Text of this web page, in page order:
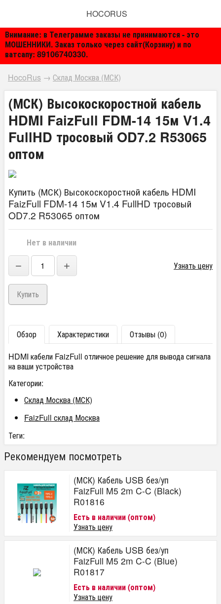
Внимание: в Телеграмме заказы не принимаются - это
МОШЕННИКИ. Заказ только через сайт(Корзину) и по
ватсапу: 89106740330.
HOCORUS
HocoRus → Склад Москва (МСК)
(МСК) Высокоскоростной кабель
HDMI FaizFull FDM-14 15м V1.4
FullHD тросовый OD7.2 R53065
оптом
Купить (МСК) Высокоскоростной кабель HDMI
FaizFull FDM-14 15м V1.4 FullHD тросовый
OD7.2 R53065 оптом
Нет в наличии
− + Узнать цену
Обзор Характеристики
Отзывы (0)
HDMI кабели FaizFull отличное решение для вывода сигнала
на ваши устройства
Категории:
Склад Москва (МСК)
FaizFull склад Москва
Теги:
Рекомендуем посмотреть
(МСК) Кабель USB без/уп
FaizFull M5 2m C-C (Black)
R01816
Есть в наличии (оптом)
Узнать цену
(МСК) Кабель USB без/уп
FaizFull M5 2m C-C (Blue)
R01817
Есть в наличии (оптом)
Узнать цену